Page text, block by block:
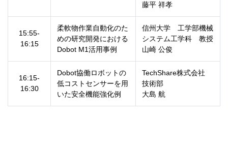
藤平 祥孝
15:55-
16:15
柔軟物作業自動化のた
めの研究開発における
Dobot M1活用事例
信州大学 工学部機械
システム工学科 教授
山崎 公俊
16:15-
16:30
Dobot協働ロボットの
低コストセンサーを用
いた安全機能強化例
TechShare株式会社
技術部
大島 航